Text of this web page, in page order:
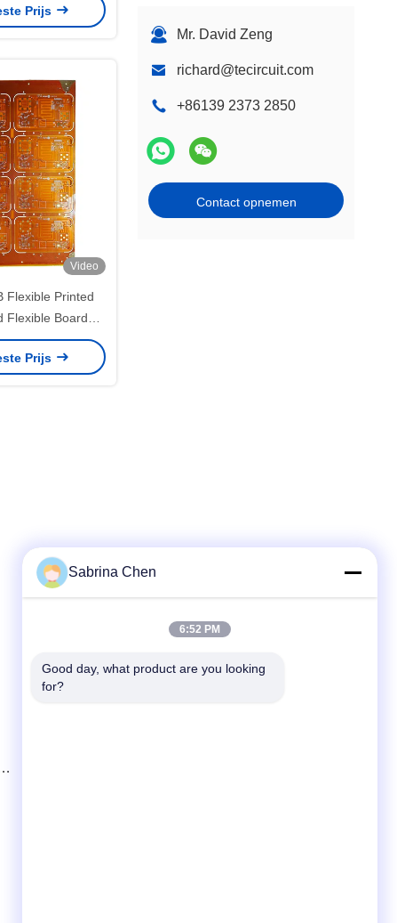
Mr. David Zeng
richard@tecircuit.com
+86139 2373 2850
Contact opnemen
Prijs
Video
Flexible Printed
Flexible Board
Prijs
Telefoon
Sabrina Chen
6:52 PM
Good day, what product are you looking
for?